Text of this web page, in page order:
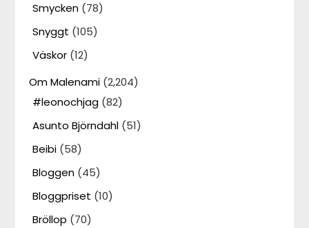
Smycken (78)
Snyggt (105)
Väskor (12)
Om Malenami (2,204)
#leonochjag (82)
Asunto Björndahl (51)
Beibi (58)
Bloggen (45)
Bloggpriset (10)
Bröllop (70)